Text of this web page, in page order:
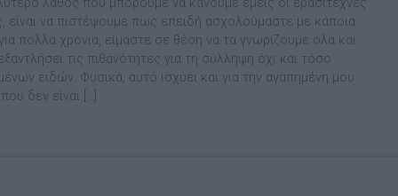
είναι να πιστέψουµε πως επειδή ασχολούµαστε µε κάποια
πολλά χρόνια, είµαστε σε θέση να τα γνωρίζουµε όλα και
τις πιθανότητες για τη σύλληψη όχι και τόσο
ειδών. Φυσικά, αυτό ισχύει και για την αγαπηµένη µου
δεν είναι […]